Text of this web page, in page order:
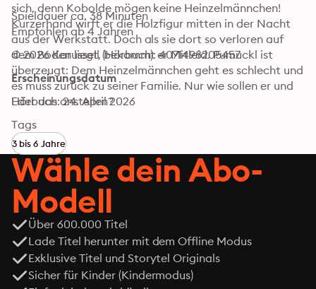
sich, denn Kobolde mögen keine Heinzelmännchen!
Kurzerhand wirft er die Holzfigur mitten in der Nacht
aus der Werkstatt. Doch als sie dort so verloren auf
dem Boden liegt, bekommt er Mitleid. Pumuckl ist
überzeugt: Dem Heinzelmännchen geht es schlecht und
es muss zurück zu seiner Familie. Nur wie sollen er und
Eder das anstellen?
Spieldauer ca. 38 Minuten
Empfohlen ab 4 Jahren
© 2026 Karussell (Hörbuch): 4071498205457
Erscheinungsdatum
Hörbuch: 24. April 2026
Tags
3 bis 6 Jahre
Wähle dein Abo-
Modell
Über 600.000 Titel
Lade Titel herunter mit dem Offline Modus
Exklusive Titel und Storytel Originals
Sicher für Kinder (Kindermodus)